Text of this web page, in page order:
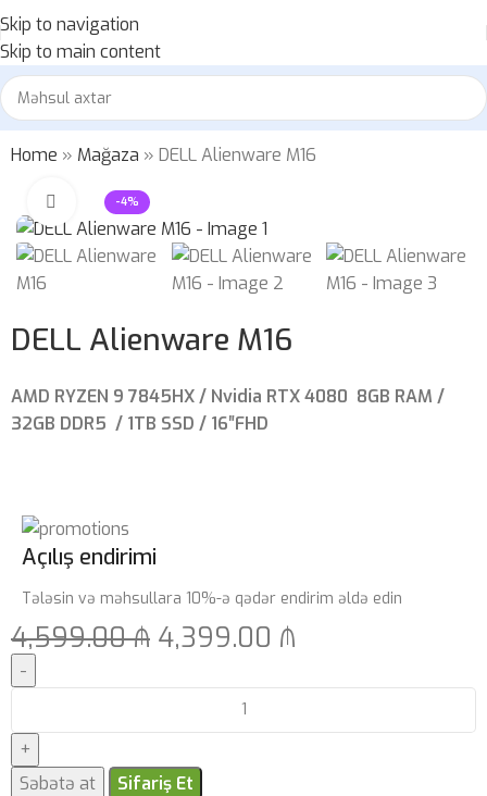
Skip to navigation
Skip to main content
Home » Mağaza » DELL Alienware M16
-4%
Böyütmək üçün klikləyin
DELL Alienware M16
AMD RYZEN 9 7845HX / Nvidia RTX 4080 8GB RAM /
32GB DDR5 / 1TB SSD / 16″FHD
Açılış endirimi
Tələsin və məhsullara 10%-ə qədər endirim əldə edin
4,599.00₼ 4,399.00 ₼
Səbətə at Sifariş Et